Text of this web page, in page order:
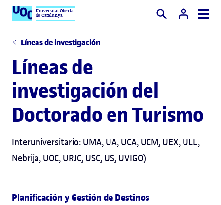
Universitat Oberta
de Catalunya Buscar
Líneas de investigación
Líneas de
investigación del
Doctorado en Turismo
Interuniversitario: UMA, UA, UCA, UCM, UEX, ULL,
Nebrija, UOC, URJC, USC, US, UVIGO)
Planificación y Gestión de Destinos